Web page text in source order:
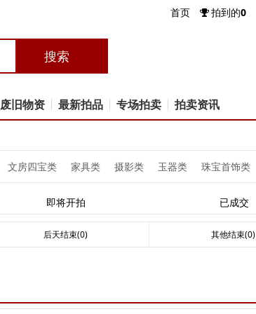
首页 拍到的0
废旧物资 最新拍品 专场拍卖 拍卖资讯
文房四宝类 家具类 摄影类 玉器类 珠宝首饰类
即将开拍 已成交
后天结束(0) 其他结束(0)